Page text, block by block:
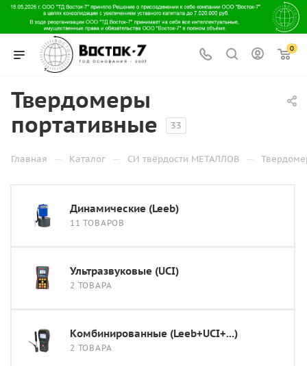
0
Твердомеры
портативные
33
Главная — Каталог — СИ твёрдости МЕТАЛЛОВ —
Динамические (Leeb)
11 ТОВАРОВ
Ультразвуковые (UCI)
2 ТОВАРА
Комбинированные (Leeb+UCI+...)
2 ТОВАРА